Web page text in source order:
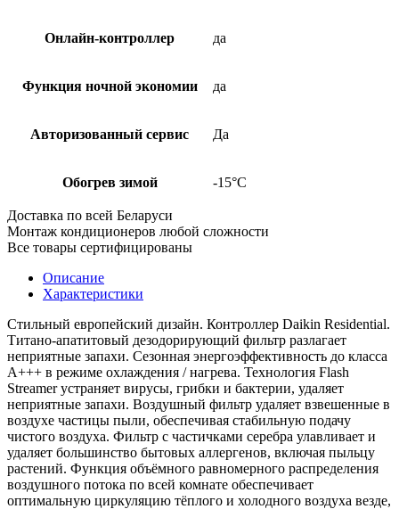
Онлайн-контроллер да
Функция ночной экономии да
Авторизованный сервис Да
Обогрев зимой -15°С
Доставка по всей Беларуси
Монтаж кондиционеров любой сложности
Все товары сертифицированы
Описание
Характеристики
Стильный европейский дизайн. Контроллер Daikin Residential.
Титано-апатитовый дезодорирующий фильтр разлагает
неприятные запахи. Сезонная энергоэффективность до класса
А+++ в режиме охлаждения / нагрева. Технология Flash
Streamer устраняет вирусы, грибки и бактерии, удаляет
неприятные запахи. Воздушный фильтр удаляет взвешенные в
воздухе частицы пыли, обеспечивая стабильную подачу
чистого воздуха. Фильтр с частичками серебра улавливает и
удаляет большинство бытовых аллергенов, включая пыльцу
растений. Функция объёмного равномерного распределения
воздушного потока по всей комнате обеспечивает
оптимальную циркуляцию тёплого и холодного воздуха везде,